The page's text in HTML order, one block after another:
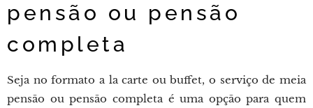
pensão ou pensão
completa
Seja no formato a la carte ou buffet, o serviço de meia
pensão ou pensão completa é uma opção para quem